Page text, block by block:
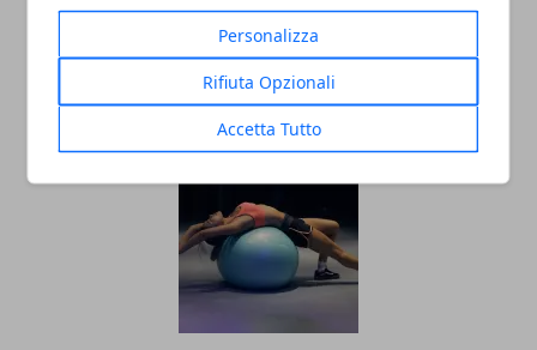
Personalizza
Rifiuta Opzionali
Accetta Tutto
Vedere l'aurora boreale: la guida per
realizzare un sogno
03/09/2025